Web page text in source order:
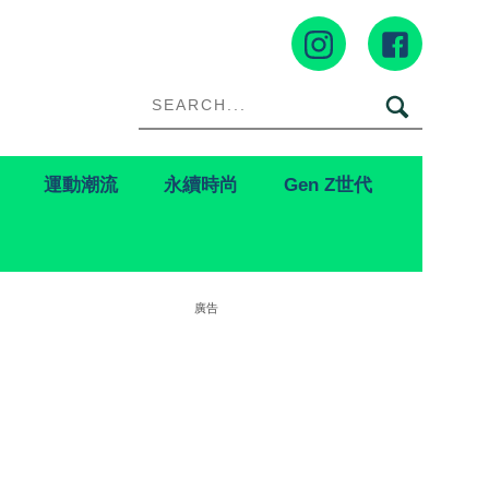
運動潮流 永續時尚 Gen Z世代
廣告